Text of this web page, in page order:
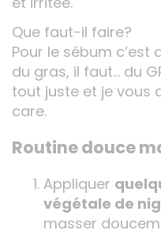
Que faut-il faire?
Pour le sébum
du gras, il faut… du
tout juste et je vous
care.
Routine douce
Appliquer
végétale de
masser